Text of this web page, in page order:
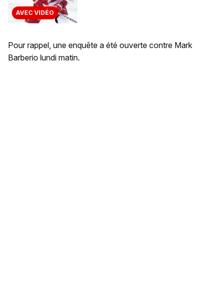
AVEC VIDÉO
Pour rappel, une enquête a été ouverte contre Mark
Barberio lundi matin.